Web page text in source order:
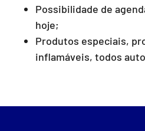
Possibilidade de
hoje;
Produtos especiais,
inflamáveis, todos